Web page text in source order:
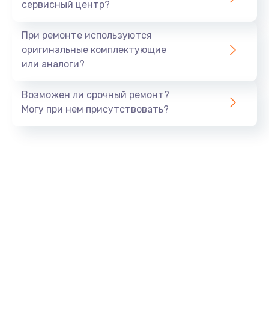
сервисный центр?
При ремонте используются
оригинальные комплектующие
или аналоги?
Возможен ли срочный ремонт?
Могу при нем присутствовать?